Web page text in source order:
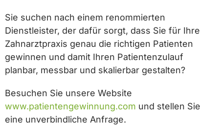
Sie suchen nach einem renommierten
Dienstleister, der dafür sorgt, dass Sie für Ihre
Zahnarztpraxis genau die richtigen Patienten
gewinnen und damit Ihren Patientenzulauf
planbar, messbar und skalierbar gestalten?
Besuchen Sie unsere Website
www.patientengewinnung.com und stellen Sie
eine unverbindliche Anfrage.